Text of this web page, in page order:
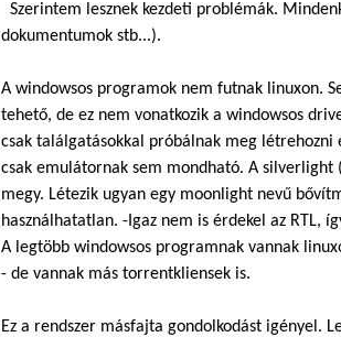
Szerintem lesznek kezdeti problémák.
dokumentumok stb...).
A windowsos programok nem futnak linuxon.
tehető, de ez nem vonatkozik a windowsos
csak találgatásokkal próbálnak meg létrehozni
csak emulátornak sem mondható. A
megy. Létezik ugyan egy moonlight nevű
használhatatlan. -Igaz nem is érdekel az RTL,
A legtöbb windowsos programnak vannak
- de vannak más torrentkliensek is.
Ez a rendszer másfajta gondolkodást igényel.